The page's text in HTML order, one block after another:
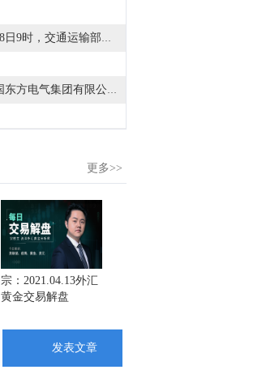
金十数据8月8日讯，8月8日9时，交通运输部将台风防御响应提升至二级。今年第13号台风“白海豚”（强台风级）的中心今天（8日）9点钟位于距离浙江省温州市偏东方向约520公里的东海南部海面上，预计将以每小时10—15公里的速度向偏西方向移动，强度变化不大或略有增强。（交通运输部）
金十数据8月8日讯，中国东方电气集团有限公司原党组副书记、董事宋致远涉嫌严重违纪违法，目前正接受中央纪委国家监委纪律审查和监察调查。（央视新闻）
更多>>
宗：2021.04.13外汇
黄金交易解盘
发表文章